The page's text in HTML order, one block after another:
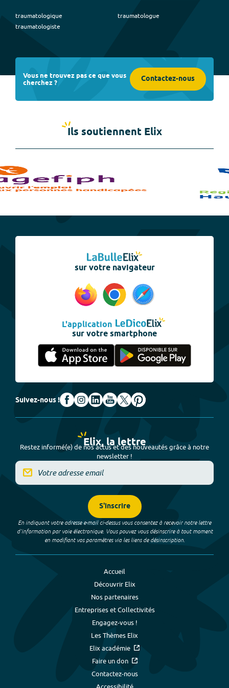
traumatologique
traumatologiste
traumatologue
Vous ne trouvez pas ce que vous
cherchez ? Contactez-nous
Ils soutiennent Elix
sur votre navigateur
L'application
sur votre smartphone
Suivez-nous !
Elix, la lettre
Restez informé(e) de nos actus et des nouveautés grâce à notre
newsletter !
S'inscrire
En indiquant votre adresse e-mail ci-dessus vous consentez à recevoir notre lettre
d’information par voie électronique. Vous pouvez vous désinscrire à tout moment
en modifiant vos paramètres via les liens de désinscription.
Accueil
Découvrir Elix
Nos partenaires
Entreprises et Collectivités
Engagez-vous !
Les Thèmes Elix
Elix académie
Faire un don
Contactez-nous